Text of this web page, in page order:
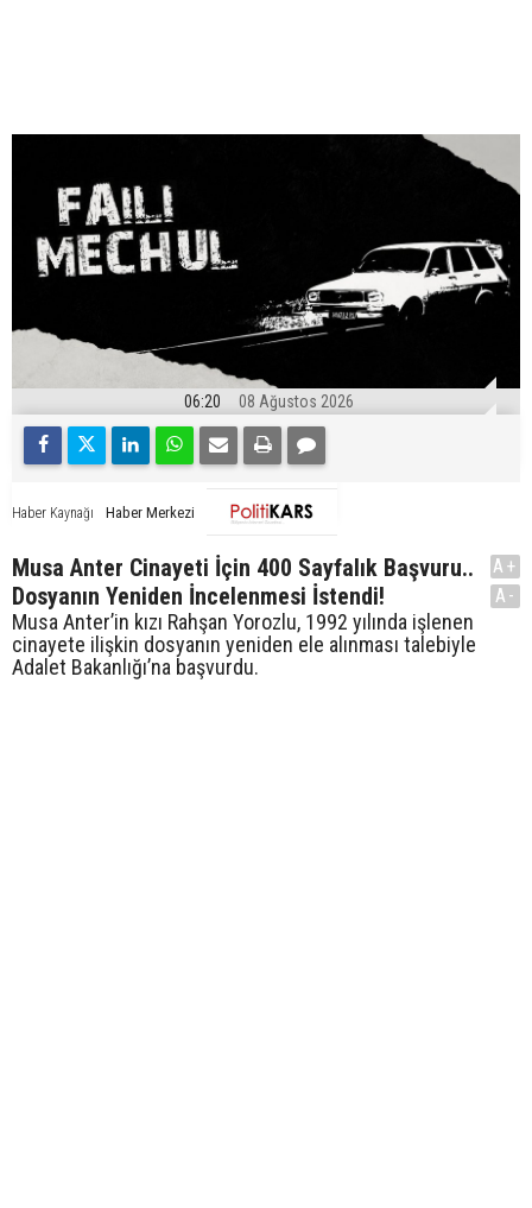
06:20 08 Ağustos 2026
Haber Kaynağı Haber Merkezi
Musa Anter Cinayeti İçin 400 Sayfalık Başvuru..
Dosyanın Yeniden İncelenmesi İstendi!
Musa Anter’in kızı Rahşan Yorozlu, 1992 yılında işlenen
cinayete ilişkin dosyanın yeniden ele alınması talebiyle
Adalet Bakanlığı’na başvurdu.
A+
A-